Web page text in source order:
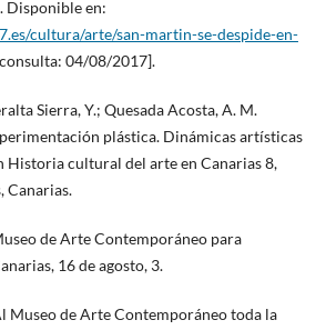
Disponible en:
cultura/arte/san-martin-se-despide-en-
04/08/2017].
Sierra, Y.; Quesada Acosta, A. M.
plástica. Dinámicas artísticas
Historia cultural del arte en Canarias 8,
Canarias.
de Arte Contemporáneo para
16 de agosto, 3.
Museo de Arte Contemporáneo toda la